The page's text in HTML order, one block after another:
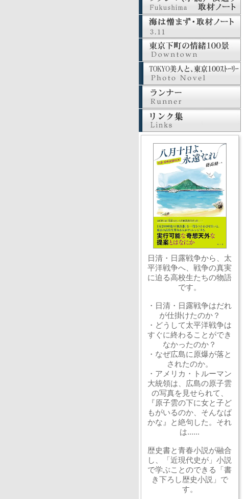
日清・日露戦争から、太
平洋戦争へ、戦争の真実
に迫る高校生たちの物語
です。
・日清・日露戦争はだれ
が仕掛けたのか？
・どうして太平洋戦争は
すぐに終わることができ
なかったのか？
・なぜ広島に原爆が落と
されたのか。
・アメリカ・トルーマン
大統領は、広島の原子雲
の写真を見せられて、
『原子雲の下に女と子ど
もがいるのか、そんなば
かな』と絶句した。それ
は......
歴史書と青春小説が融合
し、「近現代史が」小説
で学ぶことのできる「書
き下ろし歴史小説」で
す。